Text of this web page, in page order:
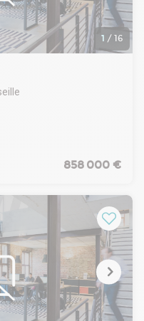
1 / 16
vous propose à la vente
ravalé, situé au
le quartier Préfecture.
métro, bus) et un
L’environnement est
établissements
mètres.
858 000 €